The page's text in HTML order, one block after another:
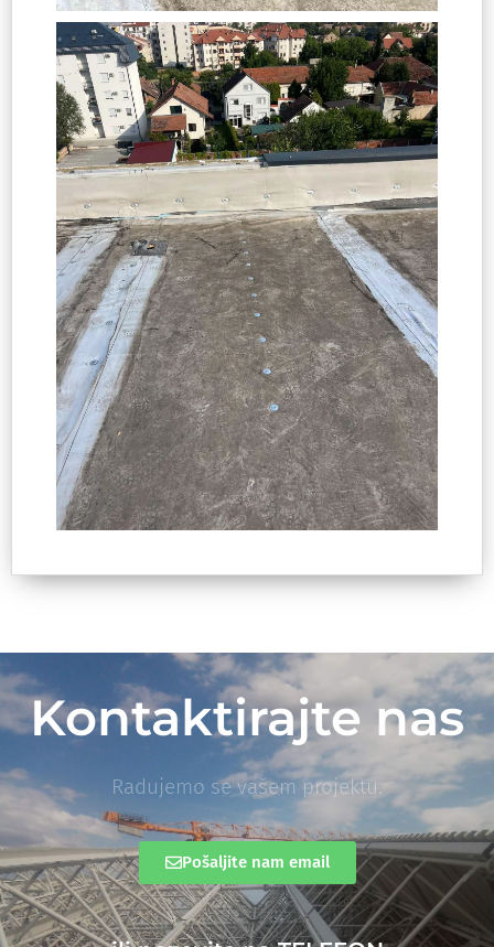
Kontaktirajte nas
Radujemo se vašem projektu.
Pošaljite nam email